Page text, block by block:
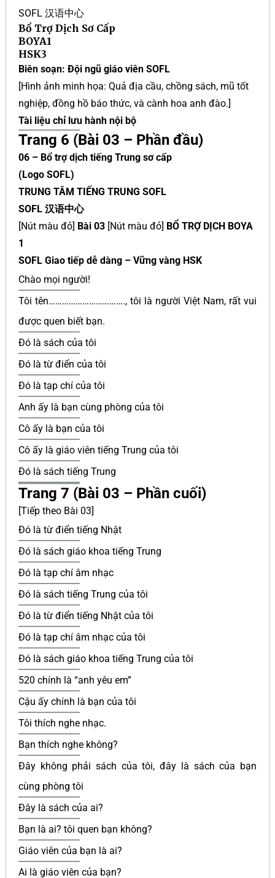
SOFL 汉语中心
Bổ Trợ Dịch Sơ Cấp
BOYA1
HSK3
Biên soạn: Đội ngũ giáo viên SOFL
[Hình ảnh minh họa: Quả địa cầu, chồng sách, mũ tốt
nghiệp, đồng hồ báo thức, và cành hoa anh đào.]
Tài liệu chỉ lưu hành nội bộ
Trang 6 (Bài 03 – Phần đầu)
06 – Bổ trợ dịch tiếng Trung sơ cấp
(Logo SOFL)
TRUNG TÂM TIẾNG TRUNG SOFL
SOFL 汉语中心
[Nút màu đỏ] Bài 03 [Nút màu đỏ] BỔ TRỢ DỊCH BOYA
1
SOFL Giao tiếp dễ dàng – Vững vàng HSK
Chào mọi người!
Tôi tên……………………………., tôi là người Việt Nam, rất vui
được quen biết bạn.
Đó là sách của tôi
Đó là từ điển của tôi
Đó là tạp chí của tôi
Anh ấy là bạn cùng phòng của tôi
Cô ấy là bạn của tôi
Cô ấy là giáo viên tiếng Trung của tôi
Đó là sách tiếng Trung
Trang 7 (Bài 03 – Phần cuối)
[Tiếp theo Bài 03]
Đó là từ điển tiếng Nhật
Đó là sách giáo khoa tiếng Trung
Đó là tạp chí âm nhạc
Đó là sách tiếng Trung của tôi
Đó là từ điển tiếng Nhật của tôi
Đó là tạp chí âm nhạc của tôi
Đó là sách giáo khoa tiếng Trung của tôi
520 chính là “anh yêu em”
Cậu ấy chính là bạn của tôi
Tôi thích nghe nhạc.
Bạn thích nghe không?
Đây không phải sách của tôi, đây là sách của bạn
cùng phòng tôi
Đây là sách của ai?
Bạn là ai? tôi quen bạn không?
Giáo viên của bạn là ai?
Ai là giáo viên của bạn?